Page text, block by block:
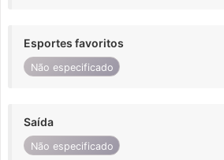
Esportes favoritos
Não especificado
Saída
Não especificado